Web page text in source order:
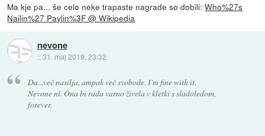
Ma kje pa... še celo neke trapaste nagrade so dobili:Who%27s
Nailin%27 Paylin%3F @ Wikipedia
nevone
::31. maj 2019, 23:32
Da...več nasilja, ampak več svobode. I'm fine with it.
Nevone ni. Ona bi rada varno živela v kletki s sladoledom,
forever.